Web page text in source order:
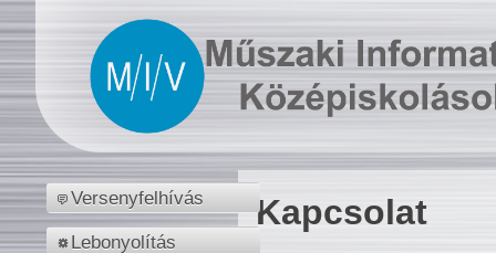
Versenyfelhívás
Lebonyolítás
Kapcsolat